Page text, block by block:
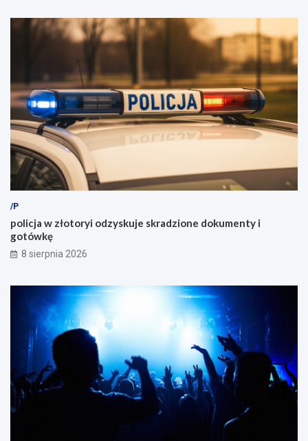
/P
policja w złotoryi odzyskuje skradzione dokumenty i
gotówkę
8 sierpnia 2026